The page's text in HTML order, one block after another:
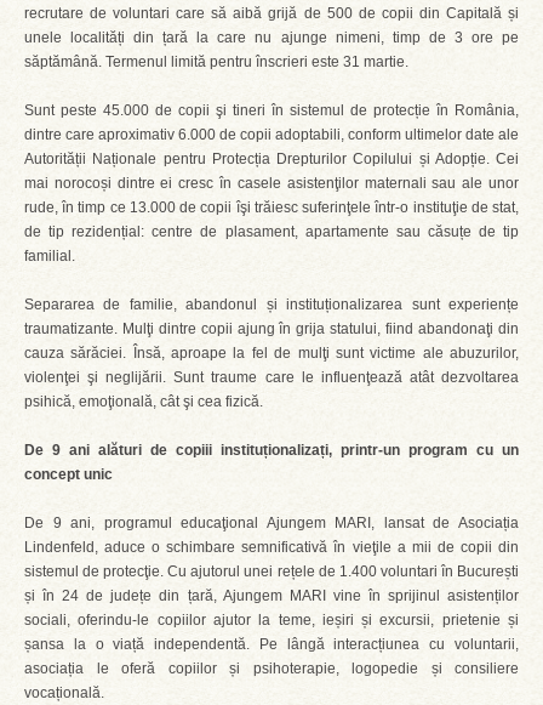
recrutare de voluntari care să aibă grijă de 500 de copii din Capitală și
unele localități din țară la care nu ajunge nimeni, timp de 3 ore pe
săptămână. Termenul limită pentru înscrieri este 31 martie.
Sunt peste 45.000 de copii şi tineri în sistemul de protecție în România,
dintre care aproximativ 6.000 de copii adoptabili, conform ultimelor date ale
Autorității Naționale pentru Protecția Drepturilor Copilului și Adopție. Cei
mai norocoși dintre ei cresc în casele asistenţilor maternali sau ale unor
rude, în timp ce 13.000 de copii îşi trăiesc suferinţele într-o instituţie de stat,
de tip rezidențial: centre de plasament, apartamente sau căsuțe de tip
familial.
Separarea de familie, abandonul și instituționalizarea sunt experiențe
traumatizante. Mulţi dintre copii ajung în grija statului, fiind abandonaţi din
cauza sărăciei. Însă, aproape la fel de mulţi sunt victime ale abuzurilor,
violenţei şi neglijării. Sunt traume care le influenţează atât dezvoltarea
psihică, emoţională, cât şi cea fizică.
De 9 ani alături de copiii instituționalizați, printr-un program cu un
concept unic
De 9 ani, programul educaţional Ajungem MARI, lansat de Asociația
Lindenfeld, aduce o schimbare semnificativă în vieţile a mii de copii din
sistemul de protecţie. Cu ajutorul unei rețele de 1.400 voluntari în București
și în 24 de județe din țară, Ajungem MARI vine în sprijinul asistenților
sociali, oferindu-le copiilor ajutor la teme, ieșiri și excursii, prietenie și
șansa la o viață independentă. Pe lângă interacțiunea cu voluntarii,
asociația le oferă copiilor și psihoterapie, logopedie și consiliere
vocațională.